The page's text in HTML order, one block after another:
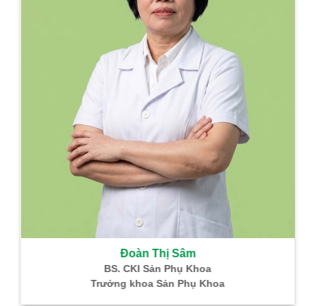
Đoàn Thị Sâm
BS. CKI Sản Phụ Khoa
Trưởng khoa Sản Phụ Khoa